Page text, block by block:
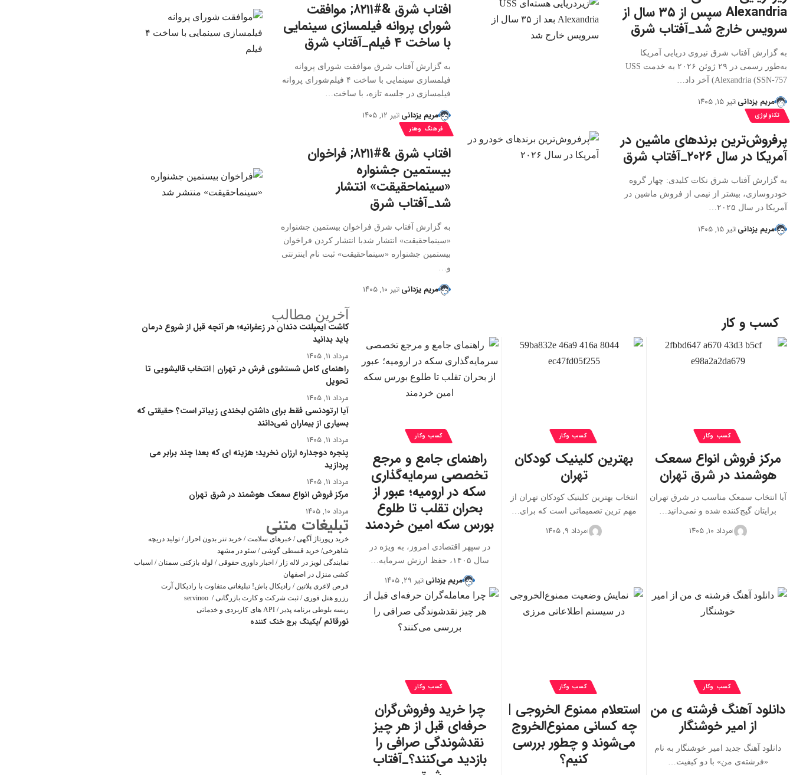
Alexandria سپس از ۳۵ سال از
سرویس خارج شد_آفتاب شرق
به گزارش آفتاب شرق نیروی دریایی آمریکا
به‌طور رسمی در ۲۹ ژوئن ۲۰۲۶ به خدمت USS
Alexandria (SSN-757) آخر داد…
مریم یزدانی تیر ۱۵, ۱۴۰۵
تکنولوژی
پرفروش‌ترین برندهای ماشین در
آمریکا در سال ۲۰۲۶_آفتاب شرق
به گزارش آفتاب شرق نکات کلیدی: چهار گروه
خودروسازی، بیشتر از نیمی از فروش ماشین در
آمریکا در سال ۲۰۲۵…
مریم یزدانی تیر ۱۵, ۱۴۰۵
افتاب شرق &#۸۲۱۱; موافقت
شورای پروانه فیلمسازی سینمایی
با ساخت ۴ فیلم‌_آفتاب شرق
به گزارش آفتاب شرق موافقت شورای پروانه
فیلمسازی سینمایی با ساخت ۴ فیلم‌شورای پروانه
فیلمسازی در جلسه تازه، با ساخت…
مریم یزدانی تیر ۱۲, ۱۴۰۵
فرهنگ وهنر
افتاب شرق &#۸۲۱۱; فراخوان
بیستمین جشنواره
«سینماحقیقت» انتشار
شد_آفتاب شرق
به گزارش آفتاب شرق فراخوان بیستمین جشنواره
«سینماحقیقت» انتشار شدبا انتشار کردن فراخوان
بیستمین جشنواره «سینماحقیقت» ثبت نام اینترنتی
و…
مریم یزدانی تیر ۱۰, ۱۴۰۵
کسب و کار
کسب وکار
مرکز فروش انواع سمعک
هوشمند در شرق تهران
آیا انتخاب سمعک مناسب در شرق تهران
برایتان گیج‌کننده شده و نمی‌دانید…
مرداد ۱۰, ۱۴۰۵
کسب وکار
بهترین کلینیک کودکان
تهران
انتخاب بهترین کلینیک کودکان تهران از
مهم ترین تصمیماتی است که برای…
مرداد ۹, ۱۴۰۵
کسب وکار
راهنمای جامع و مرجع
تخصصی سرمایه‌گذاری
سکه در ارومیه؛ عبور از
بحران تقلب تا طلوع
بورس سکه امین خردمند
در سپهر اقتصادی امروز، به ویژه در
سال ۱۴۰۵، حفظ ارزش سرمایه…
مریم یزدانی تیر ۲۹, ۱۴۰۵
کسب وکار
دانلود آهنگ فرشته‌ ی من
از امیر خوشنگار
دانلود آهنگ جدید امیر خوشنگار به نام
«فرشته‌ی من» با دو کیفیت…
کسب وکار
استعلام ممنوع الخروجی |
چه کسانی ممنوع‌الخروج
می‌شوند و چطور بررسی
کنیم؟
کسب وکار
چرا خرید وفروش‌گران
حرفه‌ای قبل از هر چیز
نقدشوندگی صرافی را
بازدید می‌کنند؟_آفتاب
آخرین مطالب
کاشت ایمپلنت دندان در زعفرانیه؛ هر آنچه قبل از شروع درمان
باید بدانید
مرداد ۱۱, ۱۴۰۵
راهنمای کامل شستشوی فرش در تهران | انتخاب قالیشویی تا
تحویل
مرداد ۱۱, ۱۴۰۵
آیا ارتودنسی فقط برای داشتن لبخندی زیباتر است؟ حقیقتی که
بسیاری از بیماران نمی‌دانند
مرداد ۱۱, ۱۴۰۵
پنجره دوجداره ارزان نخرید؛ هزینه ای که بعدا چند برابر می
پردازید
مرداد ۱۱, ۱۴۰۵
مرکز فروش انواع سمعک هوشمند در شرق تهران
مرداد ۱۰, ۱۴۰۵
تبلیغات متنی
خرید رپورتاژ آگهی/ خبرهای سلامت/ خرید تتر بدون احراز / تولید دریچه
شاهرخی/ خرید قسطی گوشی/ سئو در مشهد
نمایندگی لویز در لاله زار / اخبار داوری حقوقی/ لوله بازکنی سمنان/ اسباب
کشی منزل در اصفهان
قرص لاغری پلاتین / رادیکال باش! تبلیغاتی متفاوت با رادیکال آرت
رزرو هتل فوری / ثبت شرکت و کارت بازرگانی/
ریسه بلوطی برنامه پذیر / API های کاربردی و خدماتی
نورقائم /پکینگ برج خنک کننده